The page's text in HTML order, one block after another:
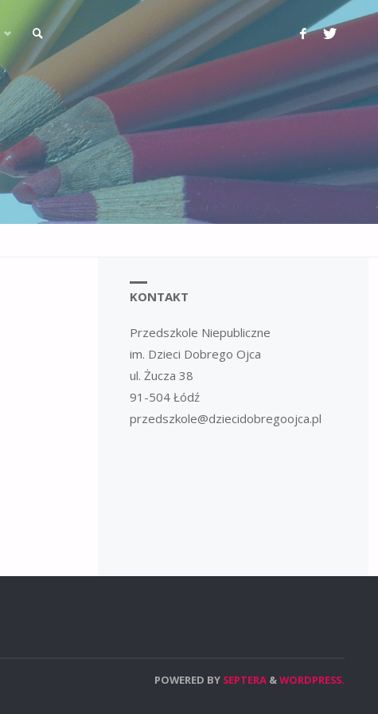
KONTAKT
Przedszkole Niepubliczne
im. Dzieci Dobrego Ojca
ul. Żucza 38
91-504 Łódź
przedszkole@dziecidobregoojca.pl
POWERED BY SEPTERA &WORDPRESS.